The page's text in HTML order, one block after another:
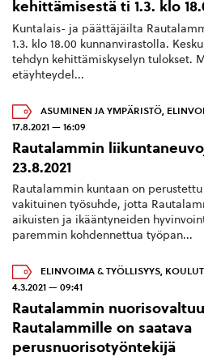
kehittämisestä ti 1.3. klo
Kuntalais- ja päättäjäilta
1.3. klo 18.00 kunnanvirastolla.
tehdyn kehittämiskyselyn tulokset.
etäyhteydel...
ASUMINEN JA YMPÄRISTÖ,
17.8.2021 — 16:09
Rautalammin
23.8.2021
Rautalammin kuntaan on
vakituinen työsuhde, jotta
aikuisten ja ikääntyneiden
paremmin kohdennettua työpan...
ELINVOIMA & TYÖLLISYYS, KOULUT
4.3.2021 — 09:41
Rautalammin
Rautalammille on saatava
perusnuorisotyöntekijä